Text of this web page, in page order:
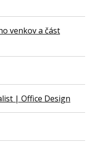
venkov a část
| Office Design